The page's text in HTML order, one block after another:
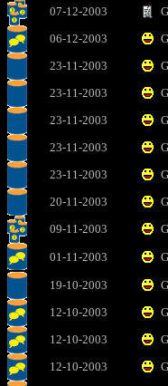
07-12-2003
06-12-2003
23-11-2003
23-11-2003
23-11-2003
23-11-2003
23-11-2003
20-11-2003
09-11-2003
01-11-2003
19-10-2003
12-10-2003
12-10-2003
12-10-2003